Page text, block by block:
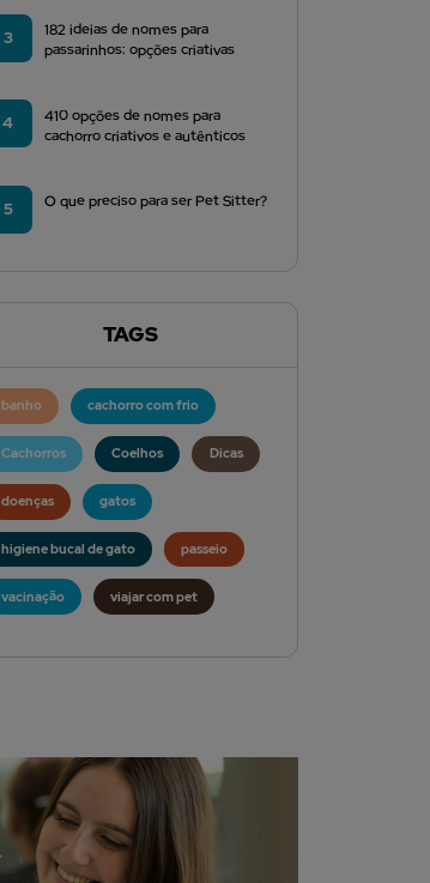
3
182 ideias de nomes para
passarinhos: opções criativas
4
410 opções de nomes para
cachorro criativos e autênticos
5 O que preciso para ser Pet Sitter?
TAGS
banho cachorro com frio
Cachorros Coelhos Dicas
doenças gatos
higiene bucal de gato passeio
vacinação viajar com pet